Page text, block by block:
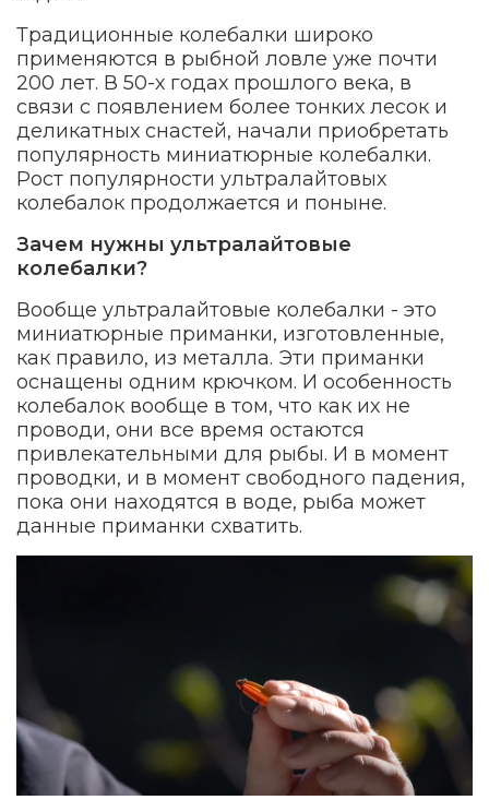
Традиционные колебалки широко
применяются в рыбной ловле уже почти
200 лет. В 50-х годах прошлого века, в
связи с появлением более тонких лесок и
деликатных снастей, начали приобретать
популярность миниатюрные колебалки.
Рост популярности ультралайтовых
колебалок продолжается и поныне.
Зачем нужны ультралайтовые
колебалки?
Вообще ультралайтовые колебалки - это
миниатюрные приманки, изготовленные,
как правило, из металла. Эти приманки
оснащены одним крючком. И особенность
колебалок вообще в том, что как их не
проводи, они все время остаются
привлекательными для рыбы. И в момент
проводки, и в момент свободного падения,
пока они находятся в воде, рыба может
данные приманки схватить.